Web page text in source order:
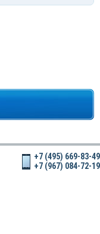
+7 (495) 669-83-49
+7 (967) 084-72-19